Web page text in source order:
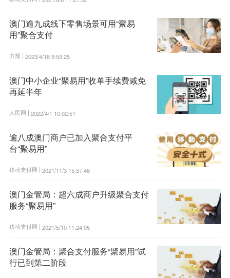
澳门逾九成线下零售场景可用“聚易
用”聚合支付
力报 | 2023/4/18 9:59:25
澳门中小企业“聚易用”收单手续费减免
再延半年
人民网 | 2022/4/1 10:02:51
逾八成澳门商户已加入聚合支付平
台“聚易用”
移动支付网 | 2021/11/3 15:37:46
澳门金管局：超六成商户升级聚合支付
服务“聚易用”
移动支付网 | 2021/5/10 11:24:05
澳门金管局：聚合支付服务“聚易用”试
行已到第二阶段